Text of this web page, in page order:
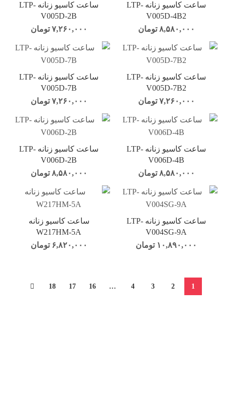
ساعت کاسیو زنانه LTP-
V005D-4B2
۸,۵۸۰,۰۰۰ تومان
ساعت کاسیو زنانه LTP-
V005D-2B
۷,۲۶۰,۰۰۰ تومان
ساعت کاسیو زنانه LTP-
V005D-7B2
۷,۲۶۰,۰۰۰ تومان
ساعت کاسیو زنانه LTP-
V005D-7B
۷,۲۶۰,۰۰۰ تومان
ساعت کاسیو زنانه LTP-
V006D-4B
۸,۵۸۰,۰۰۰ تومان
ساعت کاسیو زنانه LTP-
V006D-2B
۸,۵۸۰,۰۰۰ تومان
ساعت کاسیو زنانه LTP-
V004SG-9A
۱۰,۸۹۰,۰۰۰ تومان
ساعت کاسیو زنانه
W217HM-5A
۶,۸۲۰,۰۰۰ تومان
1
2
3
4
…
16
17
18